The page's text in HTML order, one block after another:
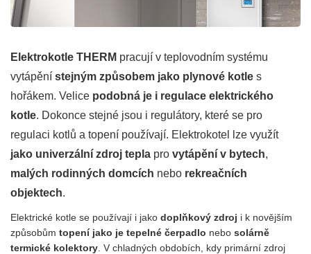
Elektrokotle THERM pracují v teplovodním systému
vytápění stejným způsobem jako plynové kotle s
hořákem. Velice podobná je i regulace elektrického
kotle. Dokonce stejné jsou i regulátory, které se pro
regulaci kotlů a topení používají. Elektrokotel lze využít
jako univerzální zdroj tepla pro vytápění v bytech,
malých rodinných domcích nebo rekreačních
objektech.
Elektrické kotle se používají i jako doplňkový zdroj i k novějším
způsobům topení jako je tepelné čerpadlo nebo solárně
termické kolektory . V chladných obdobích, kdy primární zdroj